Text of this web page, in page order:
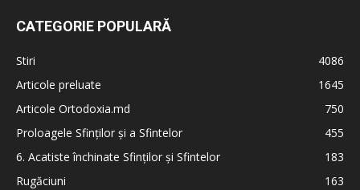
CATEGORIE POPULARĂ
Stiri
4086
Articole preluate
1645
Articole Ortodoxia.md
750
Proloagele Sfinților și a Sfintelor
455
6. Acatiste închinate Sfinților și Sfintelor
183
Rugăciuni
163